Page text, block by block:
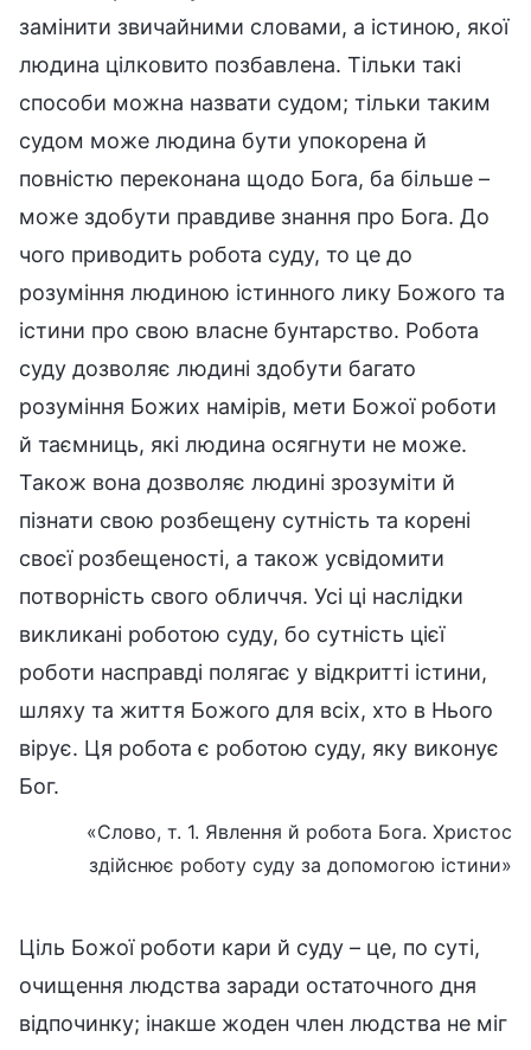
замінити звичайними словами, а істиною, якої
людина цілковито позбавлена. Тільки такі
способи можна назвати судом; тільки таким
судом може людина бути упокорена й
повністю переконана щодо Бога, ба більше –
може здобути правдиве знання про Бога. До
чого приводить робота суду, то це до
розуміння людиною істинного лику Божого та
істини про свою власне бунтарство. Робота
суду дозволяє людині здобути багато
розуміння Божих намірів, мети Божої роботи
й таємниць, які людина осягнути не може.
Також вона дозволяє людині зрозуміти й
пізнати свою розбещену сутність та корені
своєї розбещеності, а також усвідомити
потворність свого обличчя. Усі ці наслідки
викликані роботою суду, бо сутність цієї
роботи насправді полягає у відкритті істини,
шляху та життя Божого для всіх, хто в Нього
вірує. Ця робота є роботою суду, яку виконує
Бог.
«Слово, т. 1. Явлення й робота Бога. Христос
здійснює роботу суду за допомогою істини»
Ціль Божої роботи кари й суду – це, по суті,
очищення людства заради остаточного дня
відпочинку; інакше жоден член людства не міг